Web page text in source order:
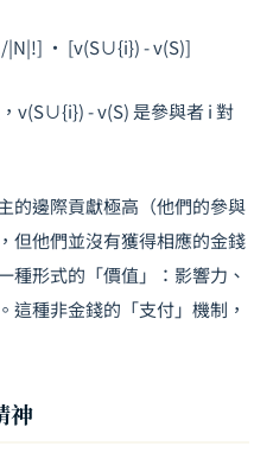
|N|!] · [v(S∪{i}) - v(S)]
v(S∪{i}) - v(S) 是參與者 i 對
的邊際貢獻極高（他們的參與
但他們並沒有獲得相應的金錢
形式的「價值」：影響力、
這種非金錢的「支付」機制，
神